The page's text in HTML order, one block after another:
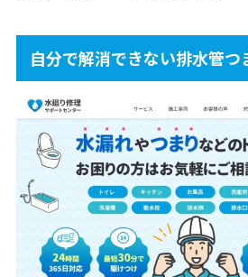
自分で解消できない排水管つ